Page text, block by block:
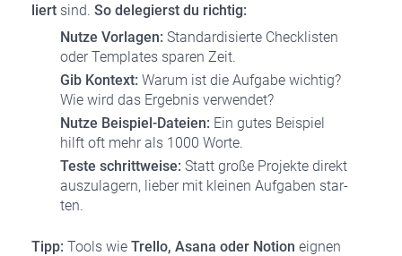
liertsind. So dele­gierst du rich­tig:
Nut­ze Vor­la­gen: Stan­dar­di­sier­te Check­lis­ten
oder Tem­pla­tes spa­ren Zeit.
Gib Kon­text: War­um ist die Auf­ga­be wich­tig?
Wie wird das Ergeb­nis ver­wen­det?
Nut­ze Bei­spiel-Datei­en: Ein gutes Bei­spiel
hilft oft mehr als 1000 Wor­te.
Tes­te schritt­wei­se: Statt gro­ße Pro­jek­te direkt
aus­zu­la­gern, lie­ber mit klei­nen Auf­ga­ben star­
ten.
Tipp: Tools wie Trel­lo, Asa­na oder Noti­on eig­nen